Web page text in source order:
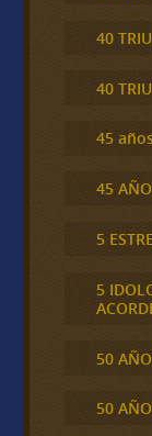
40
40
45
45
5
5
50
50